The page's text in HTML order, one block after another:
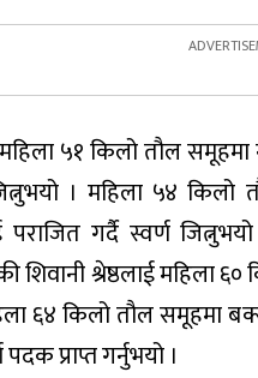
५१ किलो तौल समूहमा
। महिला ५४ किलो
पराजित गर्दै स्वर्ण
शिवानी श्रेष्ठलाई महिला
६४ किलो तौल समूहमा
पदक प्राप्त गर्नुभयो ।